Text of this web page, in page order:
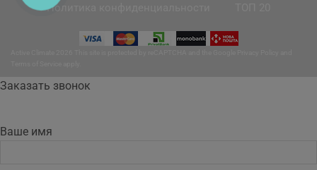
Политика конфиденциальности
Заказать звонок
Ваше имя